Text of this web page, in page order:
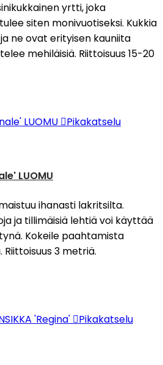
yrtti, joka
siten monivuotiseksi. Kukkia
ne ovat erityisen kauniita
mehiläisiä. Riittoisuus 15-20
Pikakatselu
LUOMU
ihanasti lakritsilta.
ja tillimäisiä lehtiä voi käyttää
Kokeile paahtamista
Riittoisuus 3 metriä.
Pikakatselu